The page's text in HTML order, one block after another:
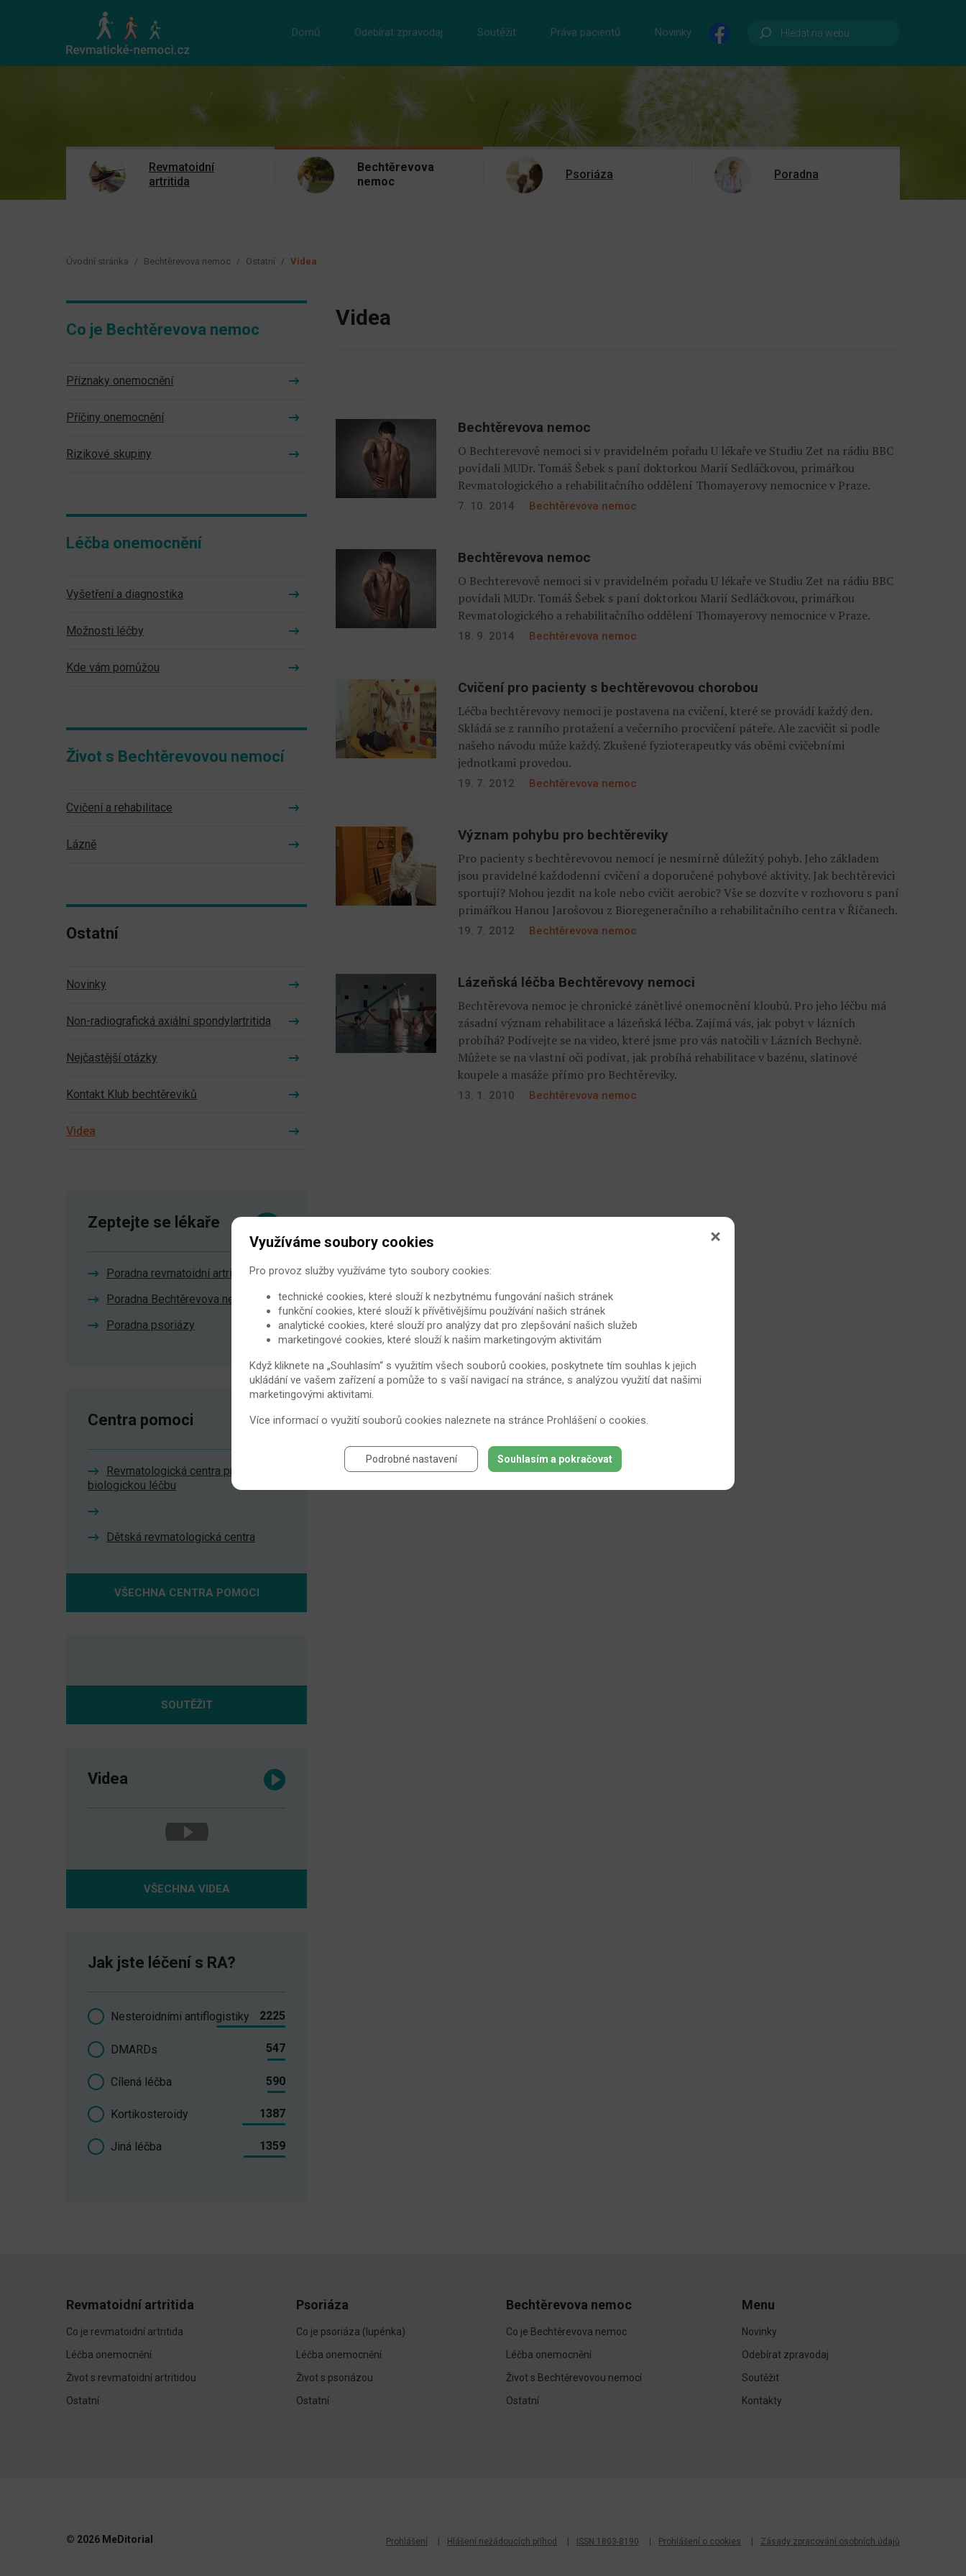
Domů Odebírat zpravodaj Soutěžit Práva pacientů Novinky
Revmatoidní
artritida
Bechtěrevova
nemoc
Psoriáza Poradna
Úvodní stránka Bechtěrevova nemoc Ostatní Videa
Videa
Bechtěrevova nemoc
O Bechterevově nemoci si v pravidelném pořadu U lékaře ve Studiu Zet na rádiu BBC
povídali MUDr. Tomáš Šebek s paní doktorkou Marií Sedláčkovou, primářkou
Revmatologického a rehabilitačního oddělení Thomayerovy nemocnice v Praze.
7. 10. 2014 Bechtěrevova nemoc
Bechtěrevova nemoc
O Bechterevově nemoci si v pravidelném pořadu U lékaře ve Studiu Zet na rádiu BBC
povídali MUDr. Tomáš Šebek s paní doktorkou Marií Sedláčkovou, primářkou
Revmatologického a rehabilitačního oddělení Thomayerovy nemocnice v Praze.
18. 9. 2014 Bechtěrevova nemoc
Cvičení pro pacienty s bechtěrevovou chorobou
Léčba bechtěrevovy nemoci je postavena na cvičení, které se provádí každý den.
Skládá se z ranního protažení a večerního procvičení páteře. Ale zacvičit si podle
našeho návodu může každý. Zkušené fyzioterapeutky vás oběmi cvičebními
jednotkami provedou.
19. 7. 2012 Bechtěrevova nemoc
Význam pohybu pro bechtěreviky
Pro pacienty s bechtěrevovou nemocí je nesmírně důležitý pohyb. Jeho základem
jsou pravidelné každodenní cvičení a doporučené pohybové aktivity. Jak bechtěrevici
sportují? Mohou jezdit na kole nebo cvičit aerobic? Vše se dozvíte v rozhovoru s paní
primářkou Hanou Jarošovou z Bioregeneračního a rehabilitačního centra v Říčanech.
19. 7. 2012 Bechtěrevova nemoc
Lázeňská léčba Bechtěrevovy nemoci
Bechtěrevova nemoc je chronické zánětlivé onemocnění kloubů. Pro jeho léčbu má
zásadní význam rehabilitace a lázeňská léčba. Zajímá vás, jak pobyt v lázních
probíhá? Podívejte se na video, které jsme pro vás natočili v Lázních Bechyně.
Můžete se na vlastní oči podívat, jak probíhá rehabilitace v bazénu, slatinové
koupele a masáže přímo pro Bechtěreviky.
13. 1. 2010 Bechtěrevova nemoc
Co je Bechtěrevova nemoc
Příznaky onemocnění
Příčiny onemocnění
Rizikové skupiny
Léčba onemocnění
Vyšetření a diagnostika
Možnosti léčby
Kde vám pomůžou
Život s Bechtěrevovou nemocí
Cvičení a rehabilitace
Lázně
Ostatní
Novinky
Non-radiografická axiální spondylartritida
Nejčastější otázky
Kontakt Klub bechtěreviků
Videa
Zeptejte se lékaře
Poradna revmatoidní artritidy
Poradna Bechtěrevova nemoc
Poradna psoriázy
Centra pomoci
Revmatologická centra pro
biologickou léčbu
Dětská revmatologická centra
VŠECHNA CENTRA POMOCI
SOUTĚŽIT
Videa
VŠECHNA VIDEA
Jak jste léčení s RA?
Nesteroidními antiflogistiky 2225
DMARDs 547
Cílená léčba 590
Kortikosteroidy 1387
Jiná léčba 1359
Revmatoidní artritida
Co je revmatoidní artritida
Léčba onemocnění
Život s revmatoidní artritidou
Ostatní
Psoriáza
Co je psoriáza (lupénka)
Léčba onemocnění
Život s psoriázou
Ostatní
Bechtěrevova nemoc
Co je Bechtěrevova nemoc
Léčba onemocnění
Život s Bechtěrevovou nemocí
Ostatní
Menu
Novinky
Odebírat zpravodaj
Soutěžit
Kontakty
© 2026 MeDitorial Prohlášení Hlášení nežádoucích příhod ISSN 1803-8190 Prohlášení o cookies Zásady zpracování osobních údajů
Využíváme soubory cookies
Pro provoz služby využíváme tyto soubory cookies:
technické cookies, které slouží k nezbytnému fungování našich stránek
funkční cookies, které slouží k přívětivějšímu používání našich stránek
analytické cookies, které slouží pro analýzy dat pro zlepšování našich služeb
marketingové cookies, které slouží k našim marketingovým aktivitám
Když kliknete na „Souhlasím“ s využitím všech souborů cookies, poskytnete tím souhlas k jejich
ukládání ve vašem zařízení a pomůže to s vaší navigací na stránce, s analýzou využití dat našimi
marketingovými aktivitami.
Více informací o využití souborů cookies naleznete na stránce Prohlášení o cookies
Podrobné nastavení Souhlasím a pokračovat